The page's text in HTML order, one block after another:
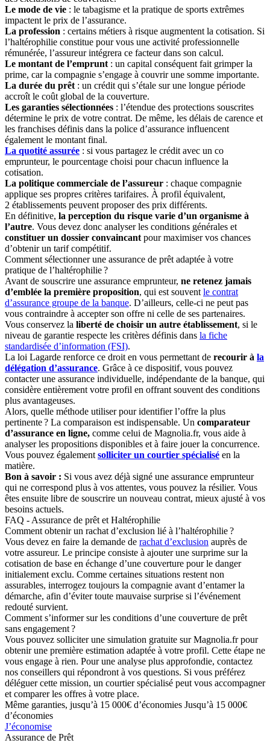
Le mode de vie : le tabagisme et la pratique de sports extrêmes
impactent le prix de l’assurance.
La profession : certains métiers à risque augmentent la cotisation. Si
l’haltérophilie constitue pour vous une activité professionnelle
rémunérée, l’assureur intégrera ce facteur dans son calcul.
Le montant de l’emprunt : un capital conséquent fait grimper la
prime, car la compagnie s’engage à couvrir une somme importante.
La durée du prêt : un crédit qui s’étale sur une longue période
accroît le coût global de la couverture.
Les garanties sélectionnées : l’étendue des protections souscrites
détermine le prix de votre contrat. De même, les délais de carence et
les franchises définis dans la police d’assurance influencent
également le montant final.
La quotité assurée : si vous partagez le crédit avec un co
emprunteur, le pourcentage choisi pour chacun influence la
cotisation.
La politique commerciale de l’assureur : chaque compagnie
applique ses propres critères tarifaires. À profil équivalent,
2 établissements peuvent proposer des prix différents.
En définitive, la perception du risque varie d’un organisme à
l’autre. Vous devez donc analyser les conditions générales et
constituer un dossier convaincant pour maximiser vos chances
d’obtenir un tarif compétitif.
Comment sélectionner une assurance de prêt adaptée à votre
pratique de l’haltérophilie ?
Avant de souscrire une assurance emprunteur, ne retenez jamais
d’emblée la première proposition, qui est souvent le contrat
d’assurance groupe de la banque. D’ailleurs, celle-ci ne peut pas
vous contraindre à accepter son offre ni celle de ses partenaires.
Vous conservez la liberté de choisir un autre établissement, si le
niveau de garantie respecte les critères définis dans la fiche
standardisée d’information (FSI).
La loi Lagarde renforce ce droit en vous permettant de recourir à la
délégation d’assurance. Grâce à ce dispositif, vous pouvez
contacter une assurance individuelle, indépendante de la banque, qui
considère entièrement votre profil en offrant souvent des conditions
plus avantageuses.
Alors, quelle méthode utiliser pour identifier l’offre la plus
pertinente ? La comparaison est indispensable. Un comparateur
d’assurance en ligne, comme celui de Magnolia.fr, vous aide à
analyser les propositions disponibles et à faire jouer la concurrence.
Vous pouvez également solliciter un courtier spécialisé en la
matière.
Bon à savoir : Si vous avez déjà signé une assurance emprunteur
qui ne correspond plus à vos attentes, vous pouvez la résilier. Vous
êtes ensuite libre de souscrire un nouveau contrat, mieux ajusté à vos
besoins actuels.
FAQ - Assurance de prêt et Haltérophilie
Comment obtenir un rachat d’exclusion lié à l’haltérophilie ?
Vous devez en faire la demande de rachat d’exclusion auprès de
votre assureur. Le principe consiste à ajouter une surprime sur la
cotisation de base en échange d’une couverture pour le danger
initialement exclu. Comme certaines situations restent non
assurables, interrogez toujours la compagnie avant d’entamer la
démarche, afin d’éviter toute mauvaise surprise si l’événement
redouté survient.
Comment s’informer sur les conditions d’une couverture de prêt
sans engagement ?
Vous pouvez solliciter une simulation gratuite sur Magnolia.fr pour
obtenir une première estimation adaptée à votre profil. Cette étape ne
vous engage à rien. Pour une analyse plus approfondie, contactez
nos conseillers qui répondront à vos questions. Si vous préférez
déléguer cette mission, un courtier spécialisé peut vous accompagner
et comparer les offres à votre place.
Même garanties, jusqu’à 15 000€ d’économies Jusqu’à 15 000€
d’économies
J’économise
Assurance de Prêt